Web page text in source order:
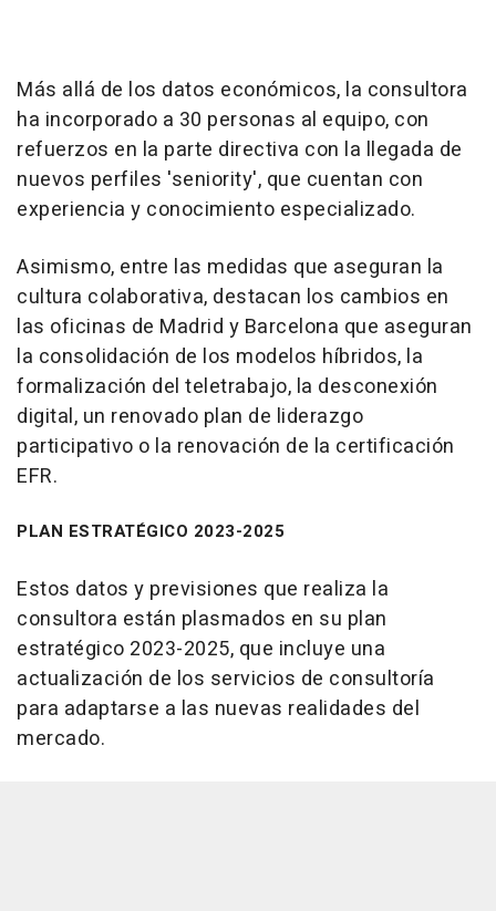
Más allá de los datos económicos, la consultora
ha incorporado a 30 personas al equipo, con
refuerzos en la parte directiva con la llegada de
nuevos perfiles 'seniority', que cuentan con
experiencia y conocimiento especializado.
Asimismo, entre las medidas que aseguran la
cultura colaborativa, destacan los cambios en
las oficinas de Madrid y Barcelona que aseguran
la consolidación de los modelos híbridos, la
formalización del teletrabajo, la desconexión
digital, un renovado plan de liderazgo
participativo o la renovación de la certificación
EFR.
PLAN ESTRATÉGICO 2023-2025
Estos datos y previsiones que realiza la
consultora están plasmados en su plan
estratégico 2023-2025, que incluye una
actualización de los servicios de consultoría
para adaptarse a las nuevas realidades del
mercado.